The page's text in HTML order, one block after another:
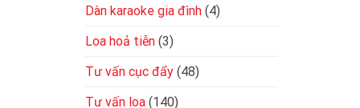
Dàn karaoke gia đình (4)
Loa hoả tiễn (3)
Tư vấn cục đẩy (48)
Tư vấn loa (140)